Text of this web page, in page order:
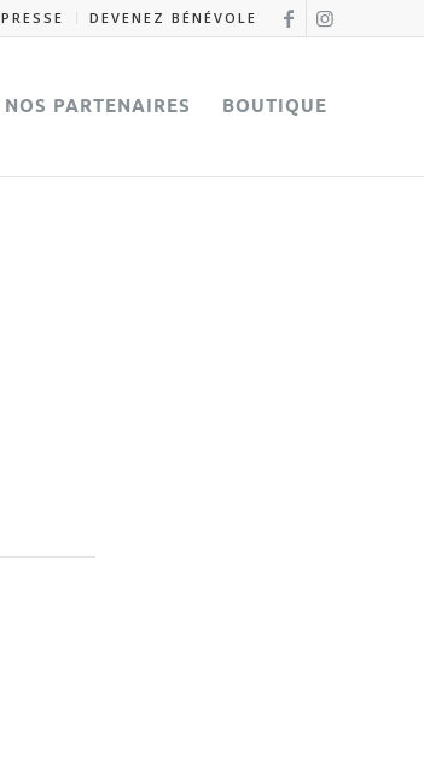
PRESSE DEVENEZ BÉNÉVOLE
NOS PARTENAIRES BOUTIQUE